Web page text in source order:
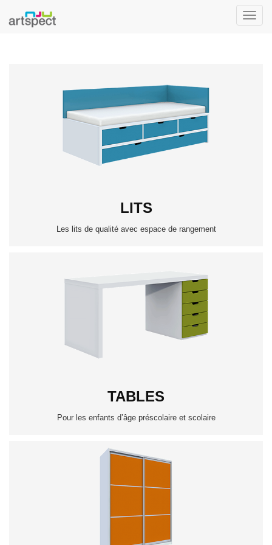
Toggle
LITS
Les lits de qualité avec espace de rangement
TABLES
Pour les enfants d’âge préscolaire et scolaire